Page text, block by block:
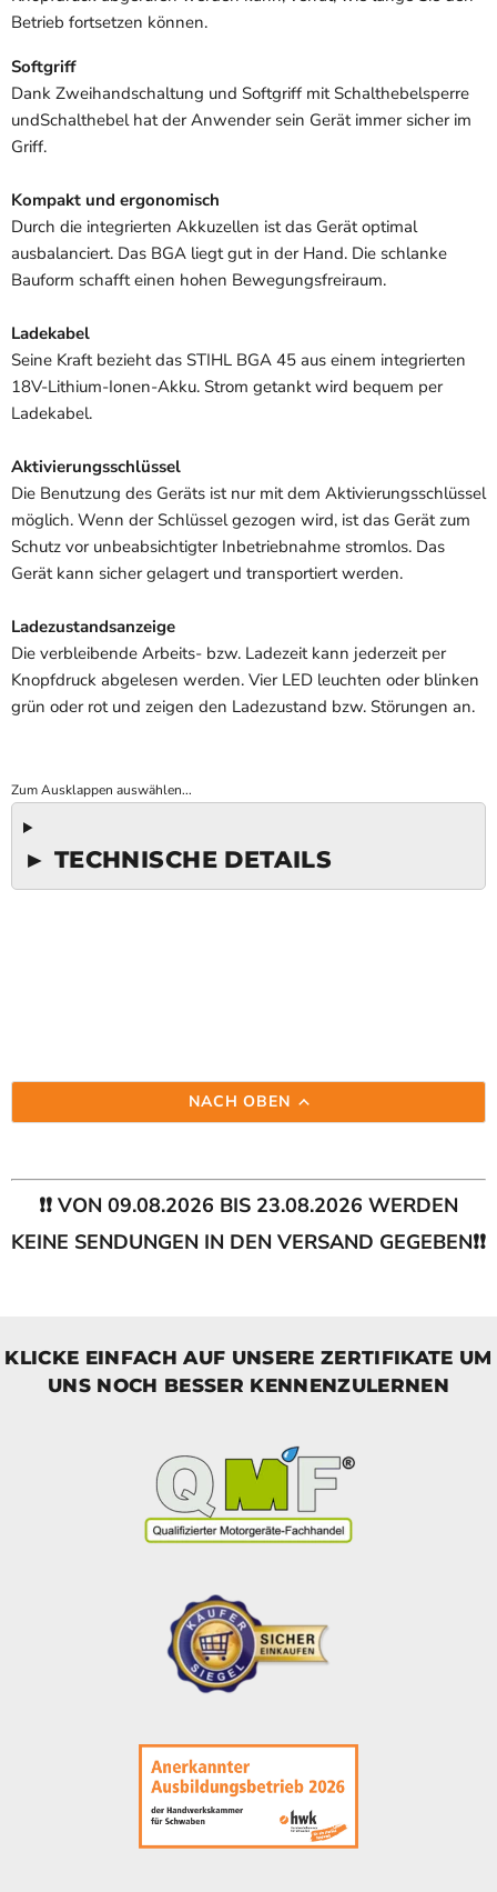
Betrieb fortsetzen können.
Softgriff
Dank Zweihandschaltung und Softgriff mit Schalthebelsperre
undSchalthebel hat der Anwender sein Gerät immer sicher im
Griff.
Kompakt und ergonomisch
Durch die integrierten Akkuzellen ist das Gerät optimal
ausbalanciert. Das BGA liegt gut in der Hand. Die schlanke
Bauform schafft einen hohen Bewegungsfreiraum.
Ladekabel
Seine Kraft bezieht das STIHL BGA 45 aus einem integrierten
18V-Lithium-Ionen-Akku. Strom getankt wird bequem per
Ladekabel.
Aktivierungsschlüssel
Die Benutzung des Geräts ist nur mit dem Aktivierungsschlüssel
möglich. Wenn der Schlüssel gezogen wird, ist das Gerät zum
Schutz vor unbeabsichtigter Inbetriebnahme stromlos. Das
Gerät kann sicher gelagert und transportiert werden.
Ladezustandsanzeige
Die verbleibende Arbeits- bzw. Ladezeit kann jederzeit per
Knopfdruck abgelesen werden. Vier LED leuchten oder blinken
grün oder rot und zeigen den Ladezustand bzw. Störungen an.
Zum Ausklappen auswählen...
► TECHNISCHE DETAILS
NACH OBEN
❗❗ VON 09.08.2026 BIS 23.08.2026 WERDEN
KEINE SENDUNGEN IN DEN VERSAND GEGEBEN❗❗
KLICKE EINFACH AUF UNSERE ZERTIFIKATE UM
UNS NOCH BESSER KENNENZULERNEN